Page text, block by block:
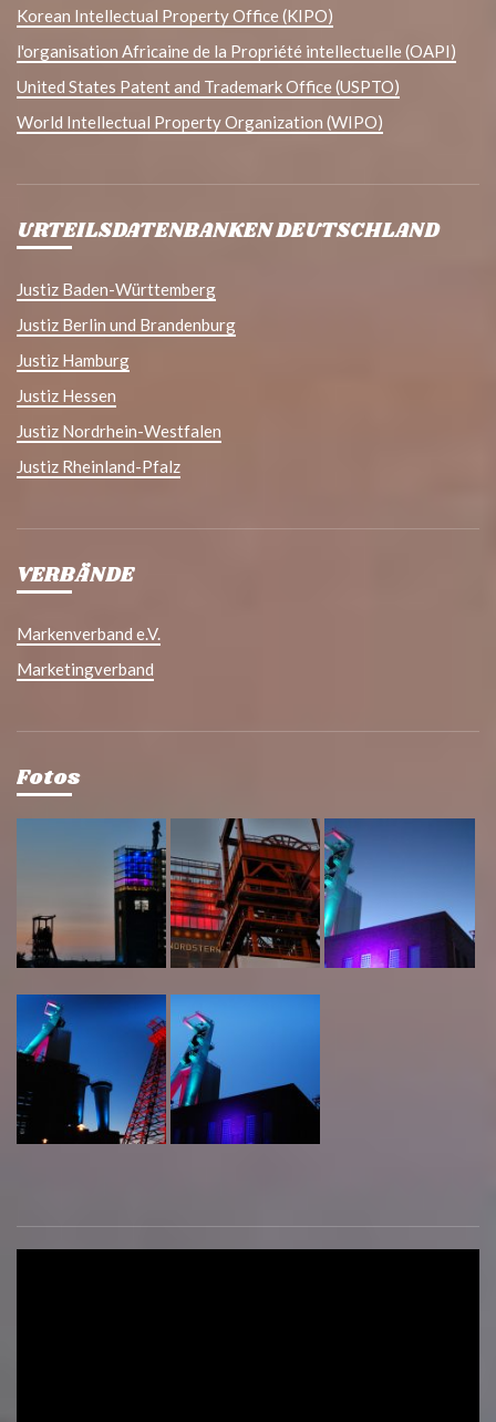
Korean Intellectual Property Office (KIPO)
l'organisation Africaine de la Propriété intellectuelle (OAPI)
United States Patent and Trademark Office (USPTO)
World Intellectual Property Organization (WIPO)
URTEILSDATENBANKEN DEUTSCHLAND
Justiz Baden-Württemberg
Justiz Berlin und Brandenburg
Justiz Hamburg
Justiz Hessen
Justiz Nordrhein-Westfalen
Justiz Rheinland-Pfalz
VERBÄNDE
Markenverband e.V.
Marketingverband
Fotos